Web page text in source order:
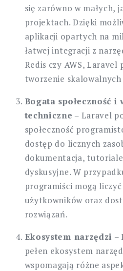
się zarówno w małych,
projektach. Dzięki
aplikacji opartych na
łatwej integracji z
Redis czy AWS, Laravel
tworzenie
Bogata społeczność i
techniczne – Laravel
społeczność
dostęp do licznych
dokumentacja,
dyskusyjne. W
programiści mogą
użytkowników oraz
rozwiązań.
Ekosystem narzędzi –
pełen ekosystem
wspomagają różne